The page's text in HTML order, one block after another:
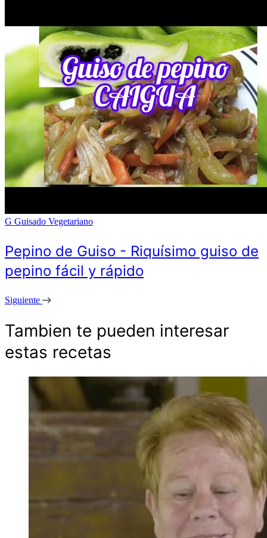
G Guisado Vegetariano
Pepino de Guiso - Riquísimo guiso de
pepino fácil y rápido
Siguiente
Tambien te pueden interesar
estas recetas